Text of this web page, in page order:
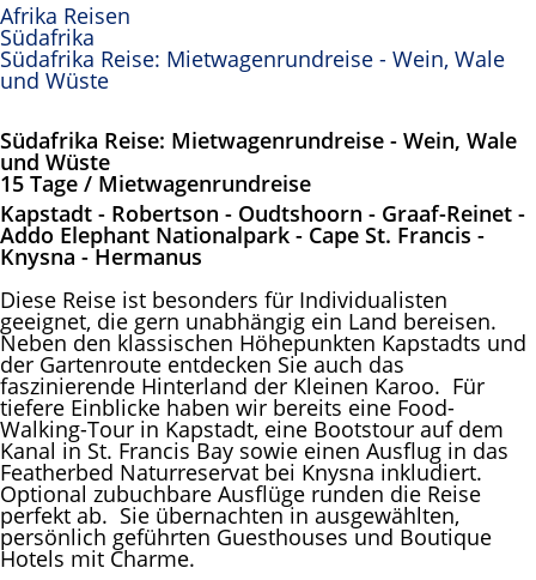
Afrika Reisen
Südafrika
Südafrika Reise: Mietwagenrundreise - Wein, Wale
und Wüste
Südafrika Reise: Mietwagenrundreise - Wein, Wale
und Wüste
15 Tage / Mietwagenrundreise
Kapstadt - Robertson - Oudtshoorn - Graaf-Reinet -
Addo Elephant Nationalpark - Cape St. Francis -
Knysna - Hermanus
Diese Reise ist besonders für Individualisten
geeignet, die gern unabhängig ein Land bereisen.
Neben den klassischen Höhepunkten Kapstadts und
der Gartenroute entdecken Sie auch das
faszinierende Hinterland der Kleinen Karoo. Für
tiefere Einblicke haben wir bereits eine Food-
Walking-Tour in Kapstadt, eine Bootstour auf dem
Kanal in St. Francis Bay sowie einen Ausflug in das
Featherbed Naturreservat bei Knysna inkludiert.
Optional zubuchbare Ausflüge runden die Reise
perfekt ab. Sie übernachten in ausgewählten,
persönlich geführten Guesthouses und Boutique
Hotels mit Charme.